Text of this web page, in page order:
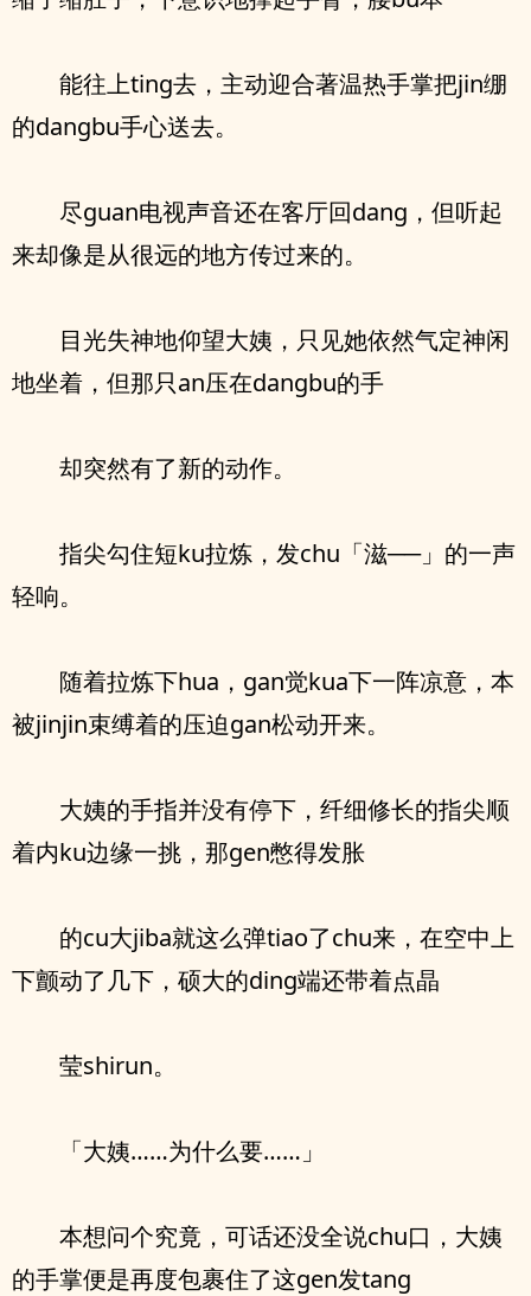
能往上ting去，主动迎合著温热手掌把jin绷
的dangbu手心送去。
尽guan电视声音还在客厅回dang，但听起
来却像是从很远的地方传过来的。
目光失神地仰望大姨，只见她依然气定神闲
地坐着，但那只an压在dangbu的手
却突然有了新的动作。
指尖勾住短ku拉炼，发chu「滋──」的一声
轻响。
随着拉炼下hua，gan觉kua下一阵凉意，本
被jinjin束缚着的压迫gan松动开来。
大姨的手指并没有停下，纤细修长的指尖顺
着内ku边缘一挑，那gen憋得发胀
的cu大jiba就这么弹tiao了chu来，在空中上
下颤动了几下，硕大的ding端还带着点晶
莹shirun。
「大姨……为什么要……」
本想问个究竟，可话还没全说chu口，大姨
的手掌便是再度包裹住了这gen发tang